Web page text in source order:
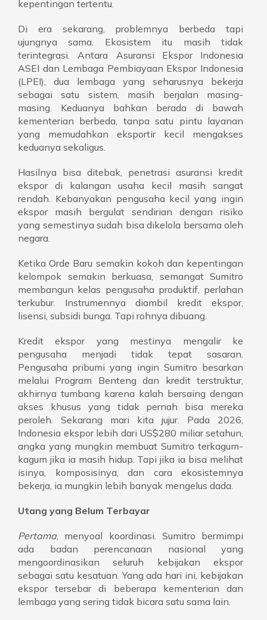
kepentingan tertentu.
Di era sekarang, problemnya berbeda tapi
ujungnya sama. Ekosistem itu masih tidak
terintegrasi. Antara Asuransi Ekspor Indonesia
ASEI dan Lembaga Pembiayaan Ekspor Indonesia
(LPEI), dua lembaga yang seharusnya bekerja
sebagai satu sistem, masih berjalan masing-
masing. Keduanya bahkan berada di bawah
kementerian berbeda, tanpa satu pintu layanan
yang memudahkan eksportir kecil mengakses
keduanya sekaligus.
Hasilnya bisa ditebak, penetrasi asuransi kredit
ekspor di kalangan usaha kecil masih sangat
rendah. Kebanyakan pengusaha kecil yang ingin
ekspor masih bergulat sendirian dengan risiko
yang semestinya sudah bisa dikelola bersama oleh
negara.
Ketika Orde Baru semakin kokoh dan kepentingan
kelompok semakin berkuasa, semangat Sumitro
membangun kelas pengusaha produktif, perlahan
terkubur. Instrumennya diambil kredit ekspor,
lisensi, subsidi bunga. Tapi rohnya dibuang.
Kredit ekspor yang mestinya mengalir ke
pengusaha menjadi tidak tepat sasaran.
Pengusaha pribumi yang ingin Sumitro besarkan
melalui Program Benteng dan kredit terstruktur,
akhirnya tumbang karena kalah bersaing dengan
akses khusus yang tidak pernah bisa mereka
peroleh. Sekarang mari kita jujur. Pada 2026,
Indonesia ekspor lebih dari US$280 miliar setahun,
angka yang mungkin membuat Sumitro terkagum-
kagum jika ia masih hidup. Tapi jika ia bisa melihat
isinya, komposisinya, dan cara ekosistemnya
bekerja, ia mungkin lebih banyak mengelus dada.
Utang yang Belum Terbayar
Pertama, menyoal koordinasi. Sumitro bermimpi
ada badan perencanaan nasional yang
mengoordinasikan seluruh kebijakan ekspor
sebagai satu kesatuan. Yang ada hari ini, kebijakan
ekspor tersebar di beberapa kementerian dan
lembaga yang sering tidak bicara satu sama lain.